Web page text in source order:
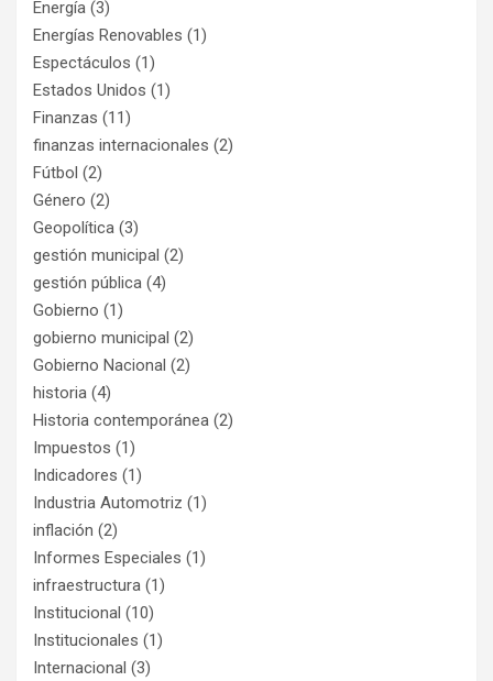
Energía (3)
Energías Renovables (1)
Espectáculos (1)
Estados Unidos (1)
Finanzas (11)
finanzas internacionales (2)
Fútbol (2)
Género (2)
Geopolítica (3)
gestión municipal (2)
gestión pública (4)
Gobierno (1)
gobierno municipal (2)
Gobierno Nacional (2)
historia (4)
Historia contemporánea (2)
Impuestos (1)
Indicadores (1)
Industria Automotriz (1)
inflación (2)
Informes Especiales (1)
infraestructura (1)
Institucional (10)
Institucionales (1)
Internacional (3)